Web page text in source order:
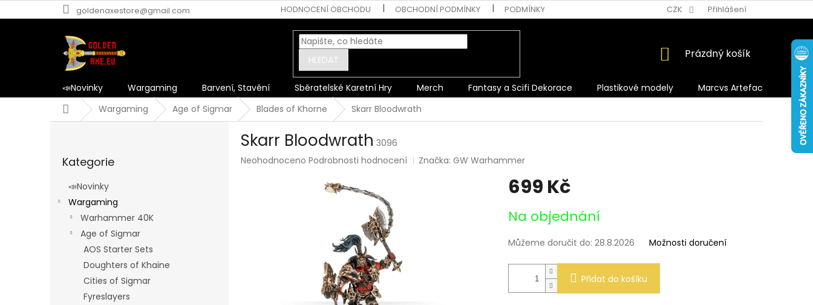
na
goldenaxestore@gmail.com HODNOCENÍ OBCHODU OBCHODNÍ PODMÍNKY PODMÍNKY OCHRANY OSOBNÍCH ÚDAJŮ CZK Přihlášení
HLEDAT
NÁKUPNÍ
Prázdný košík
📣Novinky Wargaming Barvení, Stavění Sběratelské Karetní Hry Merch Fantasy a Scifi Dekorace Plastikové modely
Marcvs Artefacts
DomůWargaming Age of Sigmar Blades of Khorne Skarr Bloodwrath
kategorie
Kategorie
📣Novinky
Wargaming
Warhammer 40K
Age of Sigmar
AOS Starter Sets
Doughters of Khaine
Cities of Sigmar
Fyreslayers
Skarr Bloodwrath 3096
Průměrné
Neohodnoceno Podrobnosti hodnocení Značka:GW Warhammer
699 Kč
cena:
Na objednání
Můžeme doručit do: 28.8.2026 Možnosti doručení
Přidat do košíku